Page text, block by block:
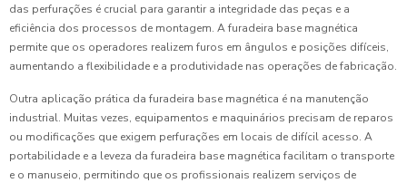
das perfurações é crucial para garantir a integridade das peças e a
eficiência dos processos de montagem. A furadeira base magnética
permite que os operadores realizem furos em ângulos e posições difíceis,
aumentando a flexibilidade e a produtividade nas operações de fabricação.
Outra aplicação prática da furadeira base magnética é na manutenção
industrial. Muitas vezes, equipamentos e maquinários precisam de reparos
ou modificações que exigem perfurações em locais de difícil acesso. A
portabilidade e a leveza da furadeira base magnética facilitam o transporte
e o manuseio, permitindo que os profissionais realizem serviços de